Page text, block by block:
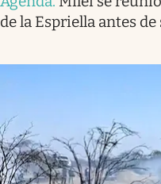
de la Espriella antes